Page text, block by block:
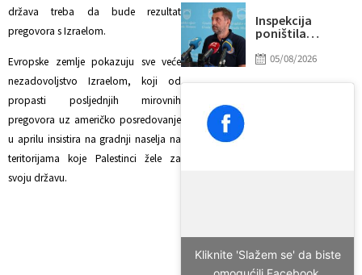
država treba da bude rezultat
pregovora s Izraelom.
Evropske zemlje pokazuju sve veće
nezadovoljstvo Izraelom, koji od
propasti posljednjih mirovnih
pregovora uz američko posredovanje
u aprilu insistira na gradnji naselja na
teritorijama koje Palestinci žele za
svoju državu.
alkohola
Inspekcija
poništila
u JP Komunalno
želi razgovarati
05/08/2026
Kliknite 'Slažem se' da biste